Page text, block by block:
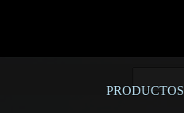
PRODUCTOS